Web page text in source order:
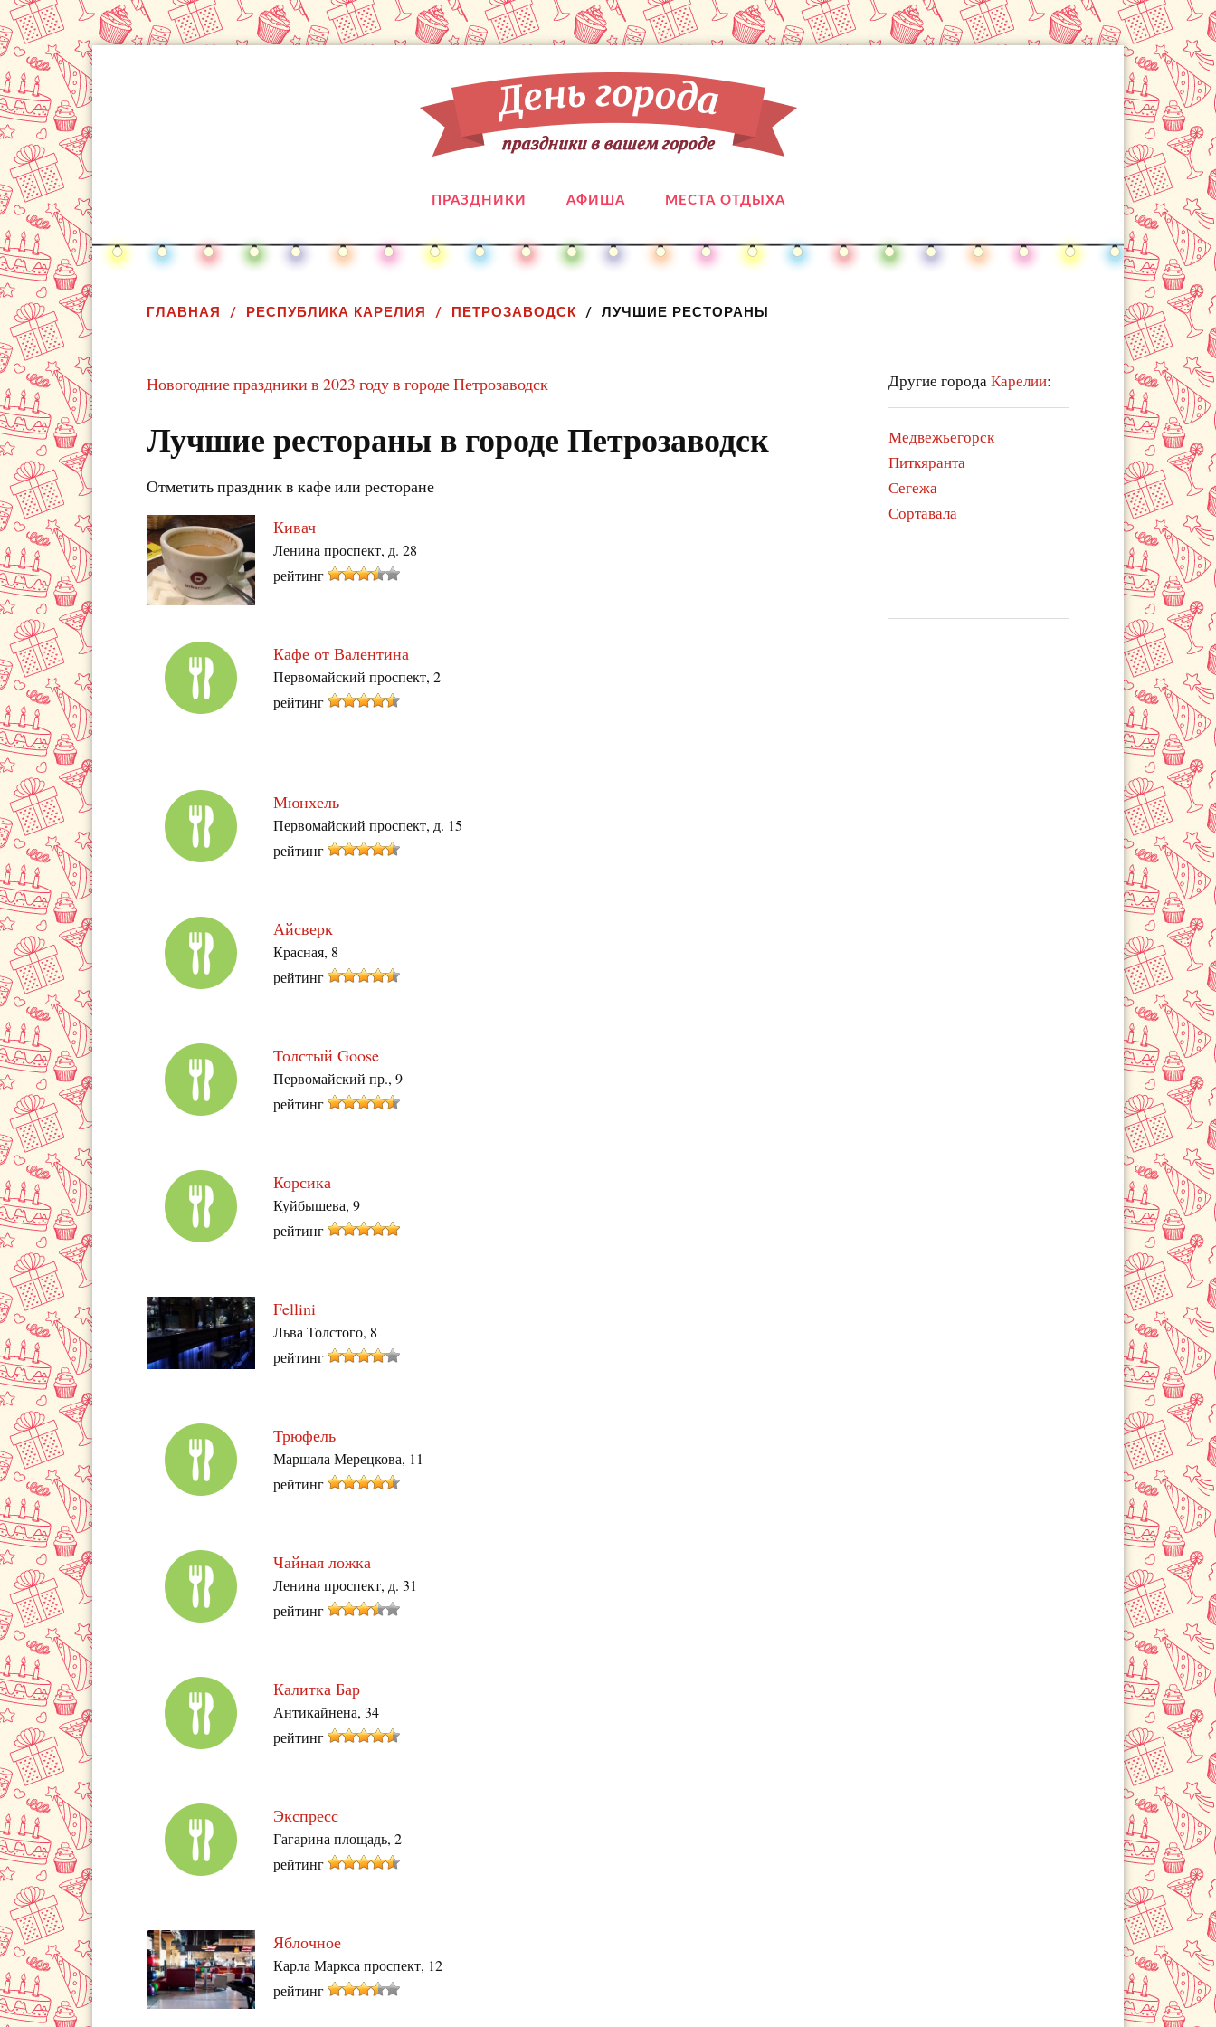
ПРАЗДНИКИ АФИША МЕСТА ОТДЫХА
ГЛАВНАЯ РЕСПУБЛИКА КАРЕЛИЯ ПЕТРОЗАВОДСК ЛУЧШИЕ РЕСТОРАНЫ
Другие городаКарелии:
Медвежьегорск
Питкяранта
Сегежа
Сортавала
Новогодние праздники в 2023 году в городе Петрозаводск
Лучшие рестораны в городе Петрозаводск
Отметить праздник в кафе или ресторане
Кивач
Ленина проспект, д. 28
рейтинг
Кафе от Валентина
Первомайский проспект, 2
рейтинг
Мюнхель
Первомайский проспект, д. 15
рейтинг
Айсверк
Красная, 8
рейтинг
Толстый Goose
Первомайский пр., 9
рейтинг
Корсика
Куйбышева, 9
рейтинг
Fellini
Льва Толстого, 8
рейтинг
Трюфель
Маршала Мерецкова, 11
рейтинг
Чайная ложка
Ленина проспект, д. 31
рейтинг
Калитка Бар
Антикайнена, 34
рейтинг
Экспресс
Гагарина площадь, 2
рейтинг
Яблочное
Карла Маркса проспект, 12
рейтинг